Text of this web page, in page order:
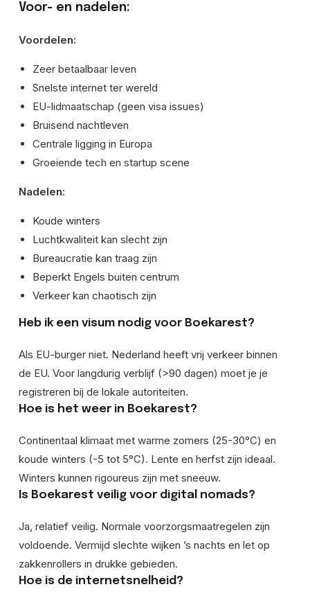
Voor- en nadelen:
Voordelen:
Zeer betaalbaar leven
Snelste internet ter wereld
EU-lidmaatschap (geen visa issues)
Bruisend nachtleven
Centrale ligging in Europa
Groeiende tech en startup scene
Nadelen:
Koude winters
Luchtkwaliteit kan slecht zijn
Bureaucratie kan traag zijn
Beperkt Engels buiten centrum
Verkeer kan chaotisch zijn
Heb ik een visum nodig voor Boekarest?
Als EU-burger niet. Nederland heeft vrij verkeer binnen
de EU. Voor langdurig verblijf (>90 dagen) moet je je
registreren bij de lokale autoriteiten.
Hoe is het weer in Boekarest?
Continentaal klimaat met warme zomers (25-30°C) en
koude winters (-5 tot 5°C). Lente en herfst zijn ideaal.
Winters kunnen rigoureus zijn met sneeuw.
Is Boekarest veilig voor digital nomads?
Ja, relatief veilig. Normale voorzorgsmaatregelen zijn
voldoende. Vermijd slechte wijken ’s nachts en let op
zakkenrollers in drukke gebieden.
Hoe is de internetsnelheid?